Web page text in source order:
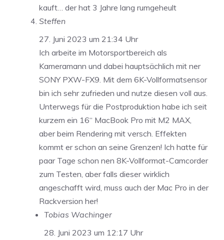
kauft… der hat 3 Jahre lang rumgeheult
Steffen
27. Juni 2023 um 21:34 Uhr
Ich arbeite im Motorsportbereich als
Kameramann und dabei hauptsächlich mit ner
SONY PXW-FX9. Mit dem 6K-Vollformatsensor
bin ich sehr zufrieden und nutze diesen voll aus.
Unterwegs für die Postproduktion habe ich seit
kurzem ein 16“ MacBook Pro mit M2 MAX,
aber beim Rendering mit versch. Effekten
kommt er schon an seine Grenzen! Ich hatte für
paar Tage schon nen 8K-Vollformat-Camcorder
zum Testen, aber falls dieser wirklich
angeschafft wird, muss auch der Mac Pro in der
Rackversion her!
Tobias Wachinger
28. Juni 2023 um 12:17 Uhr